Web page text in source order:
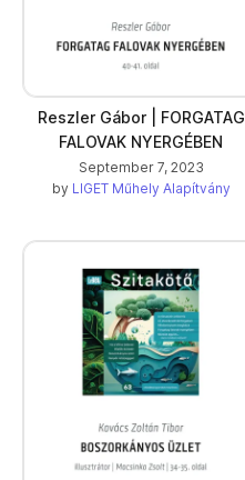
Reszler Gábor | FORGATAG
FALOVAK NYERGÉBEN
September 7, 2023
by LIGET Műhely Alapítvány